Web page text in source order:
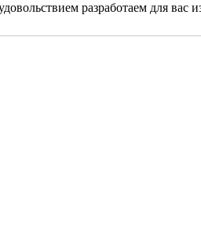
разработаем для вас